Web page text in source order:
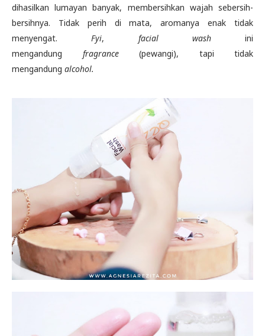
dihasilkan lumayan banyak, membersihkan wajah sebersih-
bersihnya. Tidak perih di mata, aromanya enak tidak
menyengat.Fyi, facial washini
mengandung fragrance (pewangi), tapi tidak
mengandung alcohol.